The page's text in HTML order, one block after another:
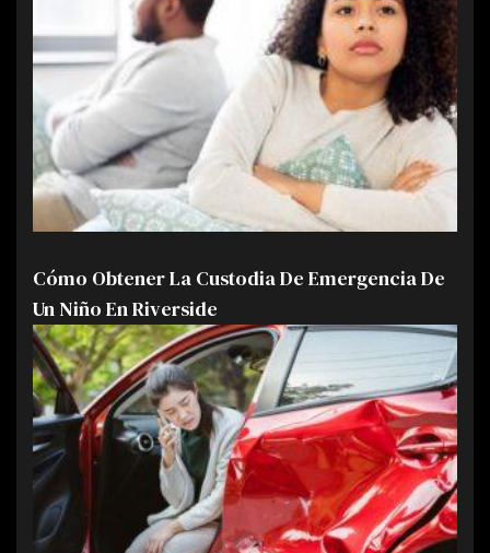
Cómo Obtener La Custodia De Emergencia De
Un Niño En Riverside